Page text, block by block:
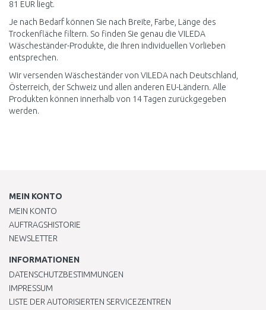
81 EUR liegt.
Je nach Bedarf können Sie nach Breite, Farbe, Länge des
Trockenfläche filtern. So finden Sie genau die VILEDA
Wäscheständer-Produkte, die Ihren individuellen Vorlieben
entsprechen.
Wir versenden Wäscheständer von VILEDA nach Deutschland,
Österreich, der Schweiz und allen anderen EU-Ländern. Alle
Produkten können innerhalb von 14 Tagen zurückgegeben
werden.
MEIN KONTO
MEIN KONTO
AUFTRAGSHISTORIE
NEWSLETTER
INFORMATIONEN
DATENSCHUTZBESTIMMUNGEN
IMPRESSUM
LISTE DER AUTORISIERTEN SERVICEZENTREN